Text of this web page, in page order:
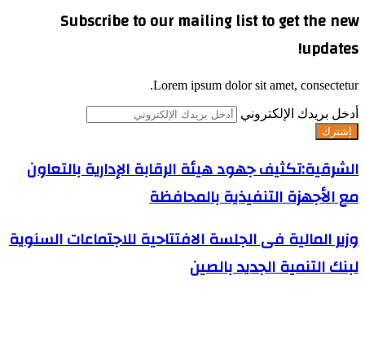
Subscribe to our mailing list to get the new
updates!
Lorem ipsum dolor sit amet, consectetur.
أدخل بريدك الإلكتروني
الشرقية:تكثيف جهود هيئة الرقابة الإدارية بالتعاون
مع الأجهزة التنفيذية بالمحافظة
وزير المالية فى الجلسة الافتتاحية للاجتماعات السنوية
لبنك التنمية الجديد بالصين